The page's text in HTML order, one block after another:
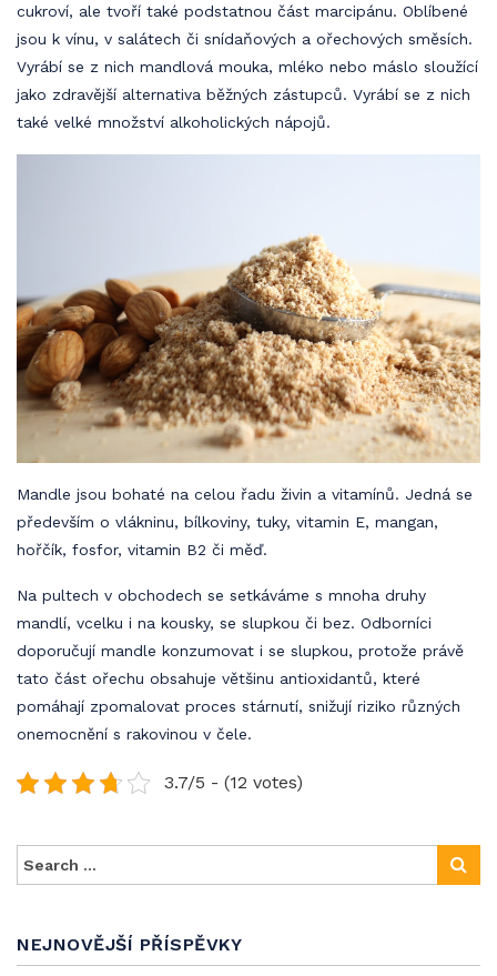
NEJNOVĚJŠÍ PŘÍSPĚVKY
cukroví, ale tvoří také podstatnou část marcipánu. Oblíbené
jsou k vínu, v salátech či snídaňových a ořechových směsích.
Vyrábí se z nich mandlová mouka, mléko nebo máslo sloužící
jako zdravější alternativa běžných zástupců. Vyrábí se z nich
také velké množství alkoholických nápojů.
Mandle jsou bohaté na celou řadu živin a vitamínů. Jedná se
především o vlákninu, bílkoviny, tuky, vitamin E, mangan,
hořčík, fosfor, vitamin B2 či měď.
Na pultech v obchodech se setkáváme s mnoha druhy
mandlí, vcelku i na kousky, se slupkou či bez. Odborníci
doporučují mandle konzumovat i se slupkou, protože právě
tato část ořechu obsahuje většinu antioxidantů, které
pomáhají zpomalovat proces stárnutí, snižují riziko různých
onemocnění s rakovinou v čele.
3.7/5 - (12 votes)